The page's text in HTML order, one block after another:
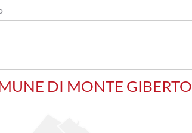
DI MONTE GIBERTO